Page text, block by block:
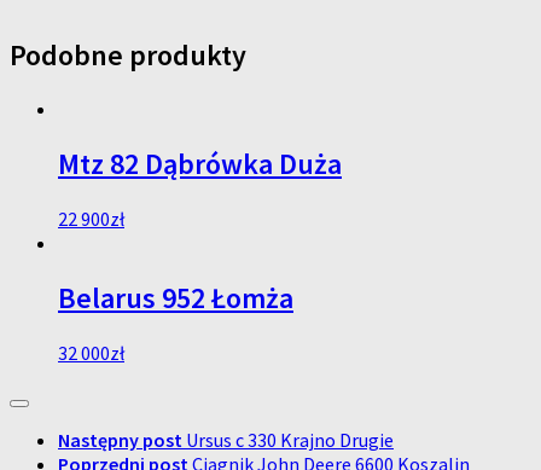
Podobne produkty
Mtz 82 Dąbrówka Duża
22 900zł
Belarus 952 Łomża
32 000zł
Następny post Ursus c 330 Krajno Drugie
Poprzedni postCiągnik John Deere 6600 Koszalin